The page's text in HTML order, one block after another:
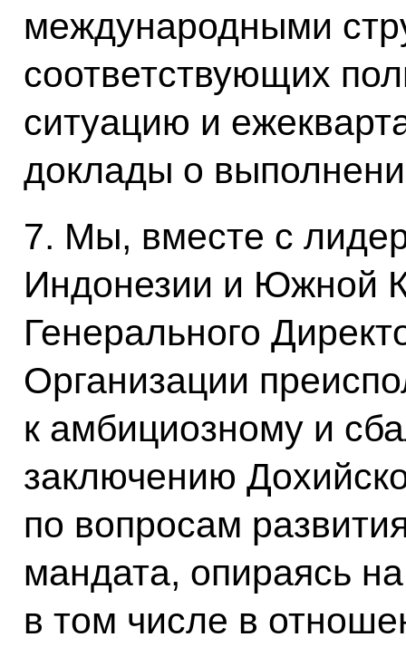
международными
соответствующих
ситуацию и
доклады о
7. Мы, вместе с
Индонезии и Южной
Генерального
Организации
к амбициозному и
заключению
по вопросам
мандата, опираясь
в том числе в